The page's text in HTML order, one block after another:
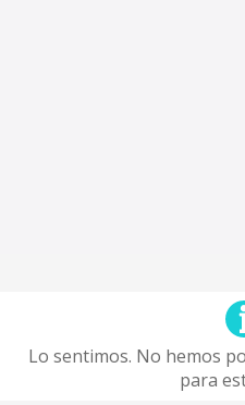
Lo sentimos. No hemos
para